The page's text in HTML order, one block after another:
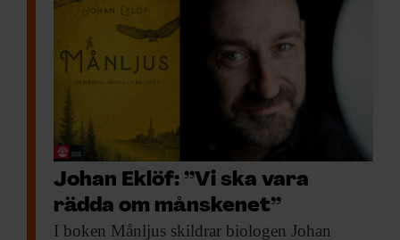
Johan Eklöf: ”Vi ska vara
rädda om månskenet”
I boken Månljus skildrar biologen Johan